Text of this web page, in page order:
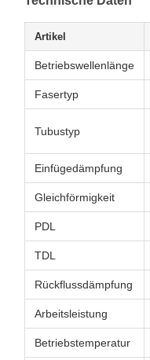
Artikel
Betriebswellenlänge
Fasertyp
Tubustyp
Einfügedämpfung
Gleichförmigkeit
PDL
TDL
Rückflussdämpfung
Arbeitsleistung
Betriebstemperatur